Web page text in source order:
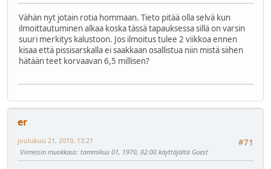
Vähän nyt jotain rotia hommaan. Tieto pitää olla selvä kun
ilmoittautuminen alkaa koska tässä tapauksessa sillä on varsin
suuri merkitys kalustoon. Jos ilmoitus tulee 2 viikkoa ennen
kisaa että pissisarskalla ei saakkaan osallistua niin mistä siihen
hätään teet korvaavan 6,5 millisen?
er
#71
joulukuu 21, 2010, 13:21
Viimeisin muokkaus: tammikuu 01, 1970, 02:00 käyttäjältä Guest